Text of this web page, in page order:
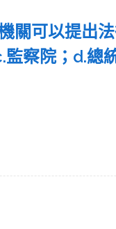
關可以提出
察院；d.總